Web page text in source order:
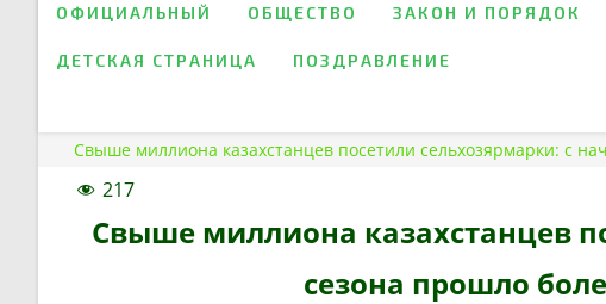
ОФИЦИАЛЬНЫЙ ОБЩЕСТВО ЗАКОН И ПОРЯДОК
ДЕТСКАЯ СТРАНИЦА ПОЗДРАВЛЕНИЕ
Свыше миллиона казахстанцев посетили сельхозярмарки: с
217
Свыше миллиона казахстанцев
сезона прошло